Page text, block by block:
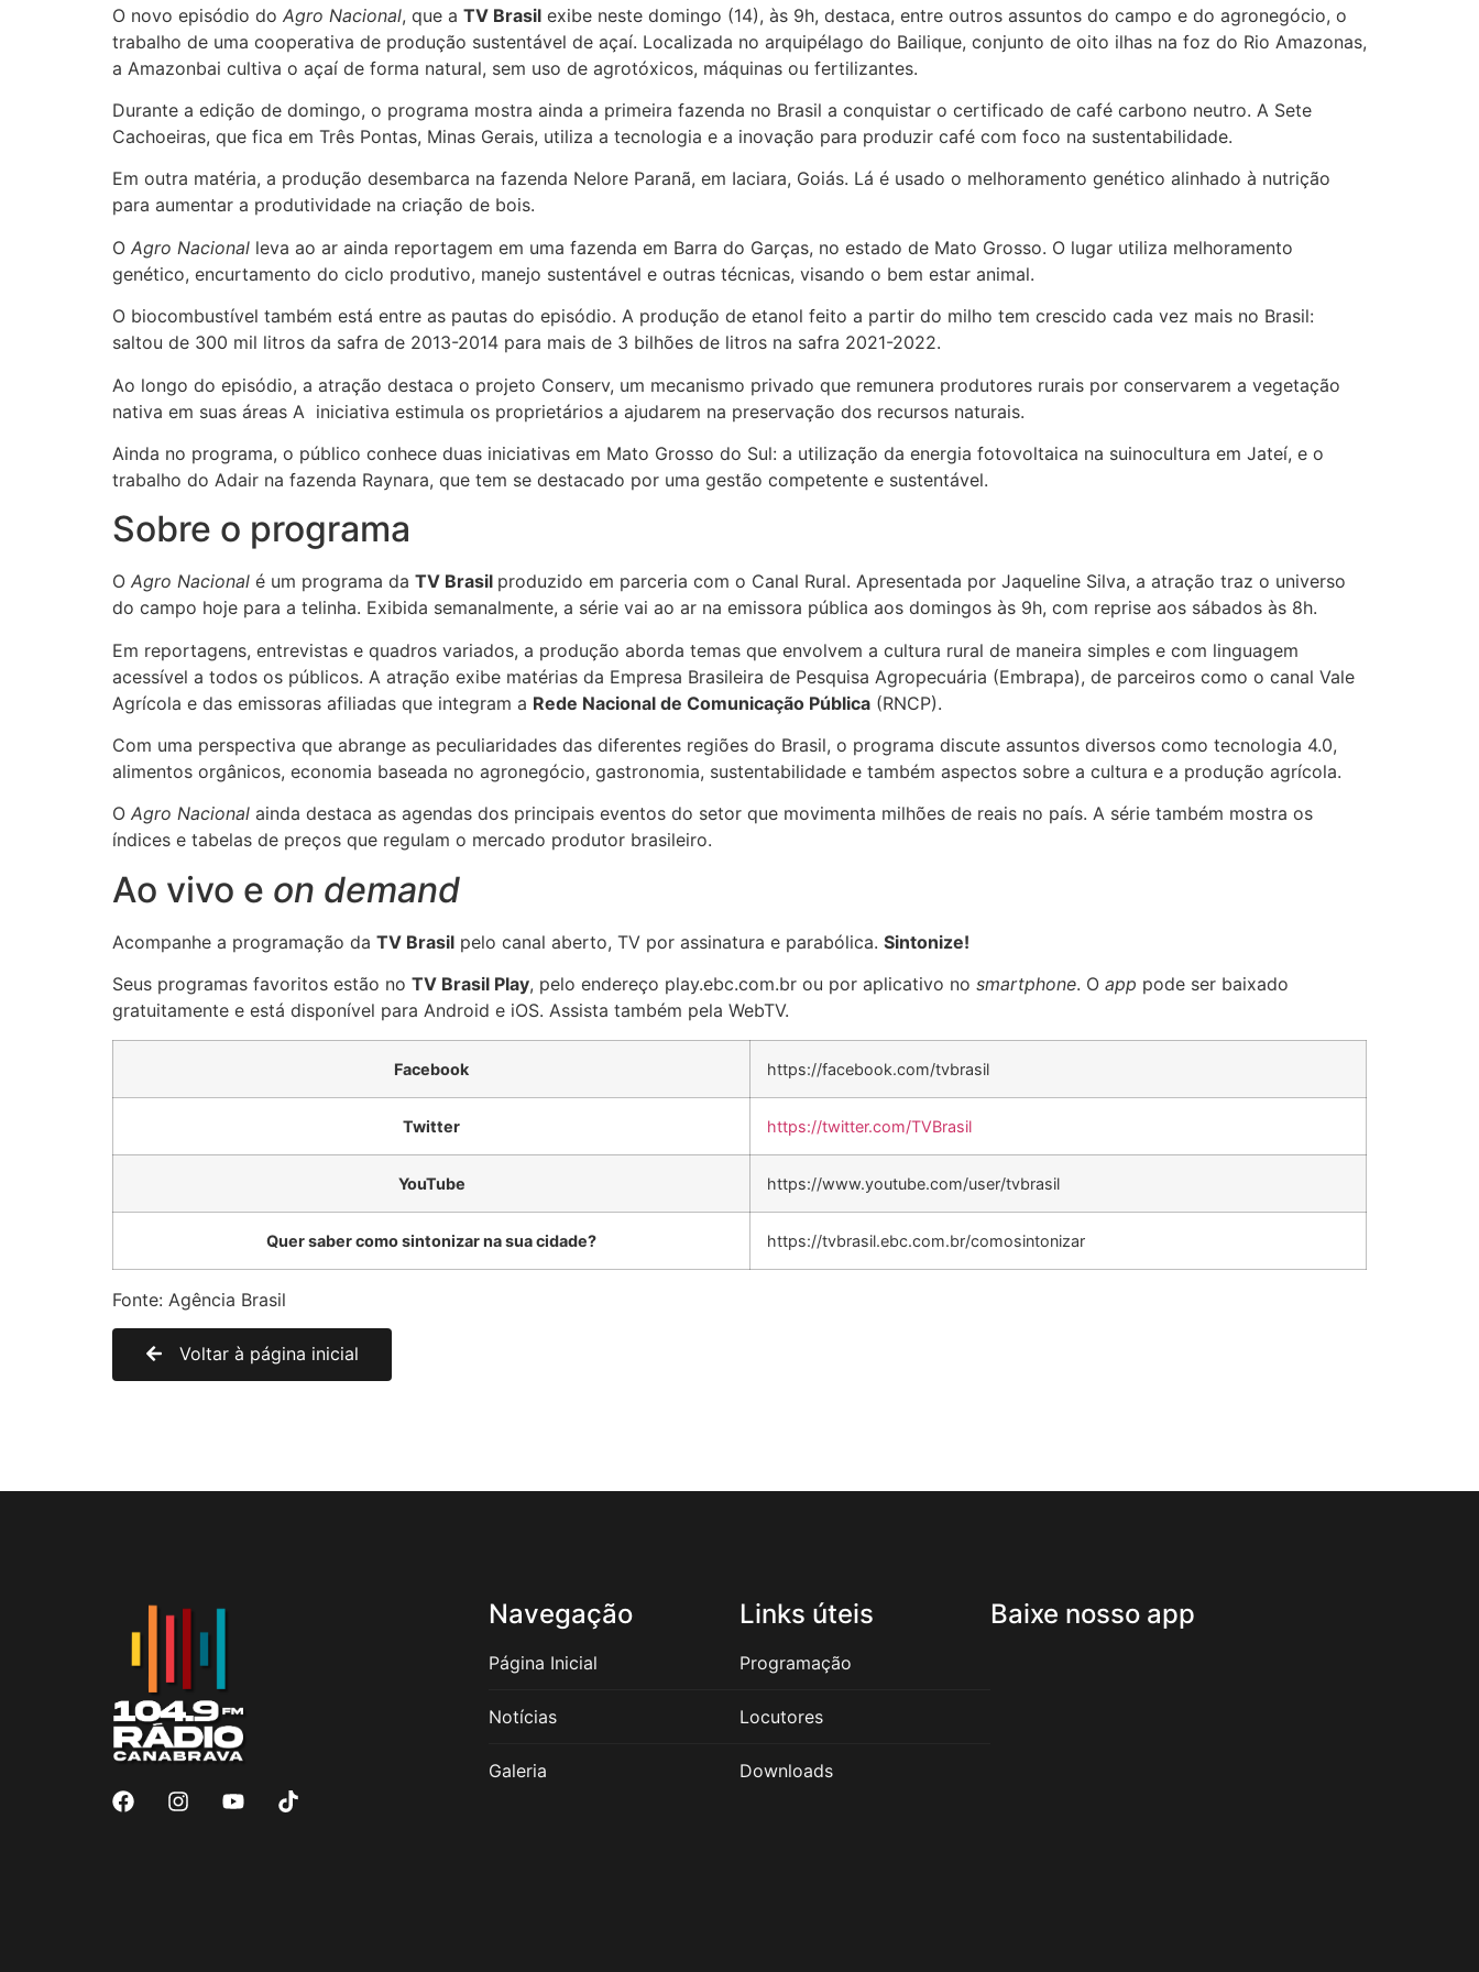
O novo episódio do Agro Nacional, que a TV Brasil exibe neste domingo (14), às 9h, destaca, entre outros assuntos do campo e do agronegócio, o
trabalho de uma cooperativa de produção sustentável de açaí. Localizada no arquipélago do Bailique, conjunto de oito ilhas na foz do Rio Amazonas,
a Amazonbai cultiva o açaí de forma natural, sem uso de agrotóxicos, máquinas ou fertilizantes.
Durante a edição de domingo, o programa mostra ainda a primeira fazenda no Brasil a conquistar o certificado de café carbono neutro. A Sete
Cachoeiras, que fica em Três Pontas, Minas Gerais, utiliza a tecnologia e a inovação para produzir café com foco na sustentabilidade.
Em outra matéria, a produção desembarca na fazenda Nelore Paranã, em Iaciara, Goiás. Lá é usado o melhoramento genético alinhado à nutrição
para aumentar a produtividade na criação de bois.
O Agro Nacional leva ao ar ainda reportagem em uma fazenda em Barra do Garças, no estado de Mato Grosso. O lugar utiliza melhoramento
genético, encurtamento do ciclo produtivo, manejo sustentável e outras técnicas, visando o bem estar animal.
O biocombustível também está entre as pautas do episódio. A produção de etanol feito a partir do milho tem crescido cada vez mais no Brasil:
saltou de 300 mil litros da safra de 2013-2014 para mais de 3 bilhões de litros na safra 2021-2022.
Ao longo do episódio, a atração destaca o projeto Conserv, um mecanismo privado que remunera produtores rurais por conservarem a vegetação
nativa em suas áreas A iniciativa estimula os proprietários a ajudarem na preservação dos recursos naturais.
Ainda no programa, o público conhece duas iniciativas em Mato Grosso do Sul: a utilização da energia fotovoltaica na suinocultura em Jateí, e o
trabalho do Adair na fazenda Raynara, que tem se destacado por uma gestão competente e sustentável.
Sobre o programa
O Agro Nacional é um programa da TV Brasil produzido em parceria com o Canal Rural. Apresentada por Jaqueline Silva, a atração traz o universo
do campo hoje para a telinha. Exibida semanalmente, a série vai ao ar na emissora pública aos domingos às 9h, com reprise aos sábados às 8h.
Em reportagens, entrevistas e quadros variados, a produção aborda temas que envolvem a cultura rural de maneira simples e com linguagem
acessível a todos os públicos. A atração exibe matérias da Empresa Brasileira de Pesquisa Agropecuária (Embrapa), de parceiros como o canal Vale
Agrícola e das emissoras afiliadas que integram a Rede Nacional de Comunicação Pública (RNCP).
Com uma perspectiva que abrange as peculiaridades das diferentes regiões do Brasil, o programa discute assuntos diversos como tecnologia 4.0,
alimentos orgânicos, economia baseada no agronegócio, gastronomia, sustentabilidade e também aspectos sobre a cultura e a produção agrícola.
O Agro Nacional ainda destaca as agendas dos principais eventos do setor que movimenta milhões de reais no país. A série também mostra os
índices e tabelas de preços que regulam o mercado produtor brasileiro.
Ao vivo e on demand
Acompanhe a programação da TV Brasil pelo canal aberto, TV por assinatura e parabólica. Sintonize!
Seus programas favoritos estão no TV Brasil Play, pelo endereço play.ebc.com.br ou por aplicativo no smartphone. O app pode ser baixado
gratuitamente e está disponível para Android e iOS. Assista também pela WebTV.
Facebook https://facebook.com/tvbrasil
Twitter https://twitter.com/TVBrasil
YouTube https://www.youtube.com/user/tvbrasil
Quer saber como sintonizar na sua cidade? https://tvbrasil.ebc.com.br/comosintonizar
Fonte: Agência Brasil
Voltar à página inicial
Navegação
Página Inicial
Notícias
Galeria
Links úteis
Programação
Locutores
Downloads
Baixe nosso app